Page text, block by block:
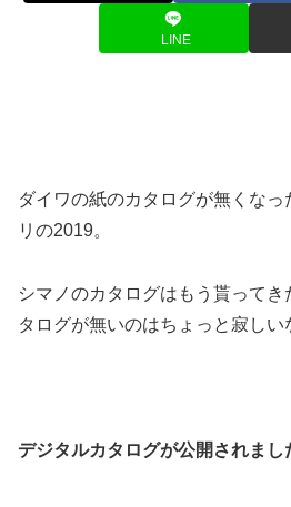
LINE
ダイワの紙のカタログが無くな
リの2019。
シマノのカタログはもう貰って
タログが無いのはちょっと寂しい
デジタルカタログが公開されまし